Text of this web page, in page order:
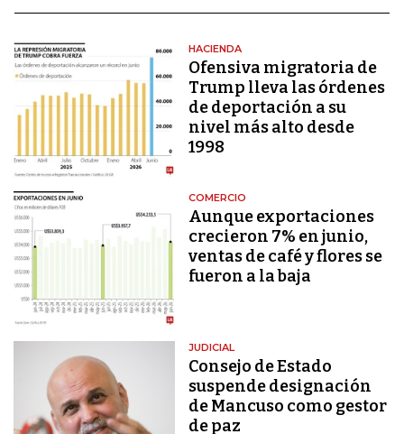
HACIENDA
Ofensiva migratoria de
Trump lleva las órdenes
de deportación a su
nivel más alto desde
1998
COMERCIO
Aunque exportaciones
crecieron 7% en junio,
ventas de café y flores se
fueron a la baja
JUDICIAL
Consejo de Estado
suspende designación
de Mancuso como gestor
de paz